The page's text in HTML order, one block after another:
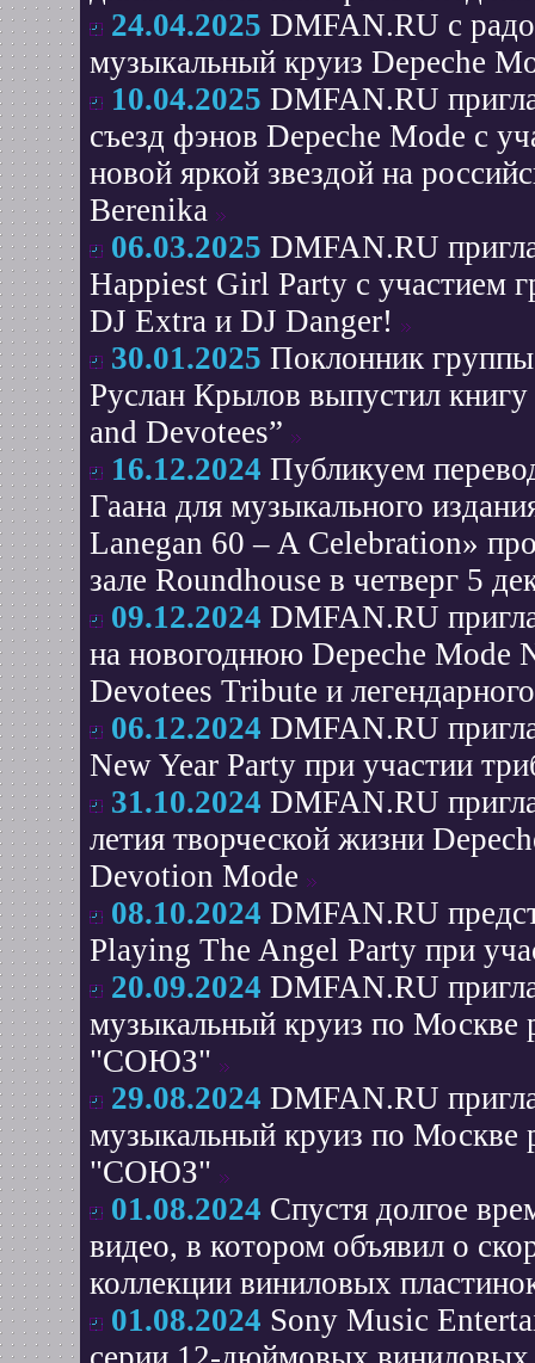
24.04.2025 DMFAN.RU с
музыкальный круиз Depeche
10.04.2025 DMFAN.RU
съезд фэнов Depeche Mode c
новой яркой звездой на
Berenika
06.03.2025 DMFAN.RU
Happiest Girl Party c участием
DJ Extra и DJ Danger!
30.01.2025 Поклонник
Руслан Крылов выпустил
and Devotees”
16.12.2024 Публикуем
Гаана для музыкального
Lanegan 60 – A Celebration»
зале Roundhouse в четверг 5
09.12.2024 DMFAN.RU
на новогоднюю Depeche Mode
Devotees Tribute и
06.12.2024 DMFAN.RU
New Year Party при участии
31.10.2024 DMFAN.RU
летия творческой жизни
Devotion Mode
08.10.2024 DMFAN.RU
Playing The Angel Party при
20.09.2024 DMFAN.RU
музыкальный круиз по Москве
"СОЮЗ"
29.08.2024 DMFAN.RU
музыкальный круиз по Москве
"СОЮЗ"
01.08.2024 Спустя долгое
видео, в котором объявил о
коллекции виниловых
01.08.2024 Sony Music